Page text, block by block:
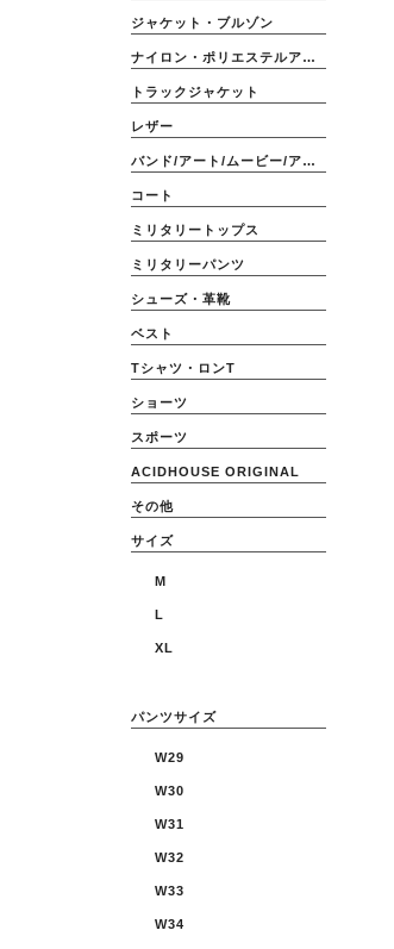
ジャケット・ブルゾン
ナイロン・ポリエステルアウター
トラックジャケット
レザー
バンド/アート/ムービー/アニメ
コート
ミリタリートップス
ミリタリーパンツ
シューズ・革靴
ベスト
Tシャツ・ロンT
ショーツ
スポーツ
ACIDHOUSE ORIGINAL
その他
サイズ
M
L
XL
パンツサイズ
W29
W30
W31
W32
W33
W34